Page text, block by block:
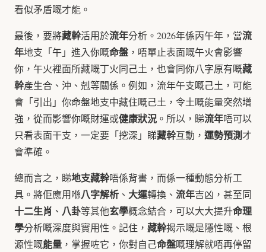
看似矛盾嘅才能。
最後，要將藏幹活用於流年分析。2026年係丙午年，當流
年地支「午」進入你嘅命盤 ，唔單止表面嘅午火會影響
你，午火裡面所藏嘅丁火同己土，也會同你八字原有嘅藏
幹產生合、沖、剋等關係。例如，流年午支嘅己土，可能
會「引出」你命盤地支中藏住嘅己土，令土嘅能量突然增
強，從而影響你嘅財運或健康狀況 。所以，睇流年唔可以
只看表面干支，一定要「挖深」睇藏幹互動， 運勢預測才
會準確。
總而言之，睇地支藏幹唔係背書，而係一種動態分析工
具。將佢應用喺八字解析 、 大運轉換、 流年吉凶，甚至同
十二生肖 、 八卦等其他玄學概念結合，可以大大提升命理
學分析嘅深度與實用性。記住， 藏幹揭示嘅是隱性嘅、根
源性嘅能量 ，掌握咗它，你對自己命盤嘅理解就唔再停留